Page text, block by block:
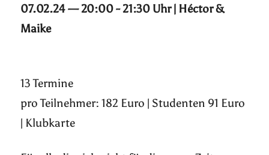
07.02.24 — 20:00 - 21:30 Uhr | Héctor &
Maike
13 Termine
pro Teilnehmer: 182 Euro | Studenten 91 Euro
| Klubkarte